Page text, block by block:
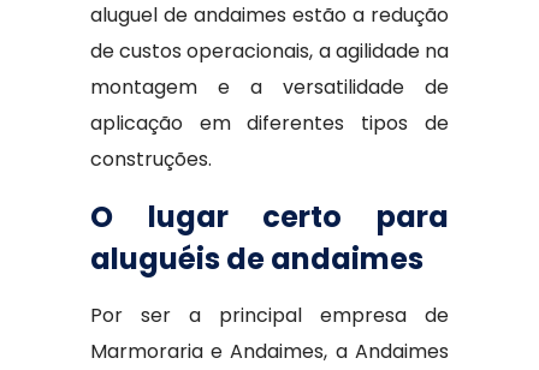
aluguel de andaimes estão a redução
de custos operacionais, a agilidade na
montagem e a versatilidade de
aplicação em diferentes tipos de
construções.
O lugar certo para
aluguéis de andaimes
Por ser a principal empresa de
Marmoraria e Andaimes, a Andaimes